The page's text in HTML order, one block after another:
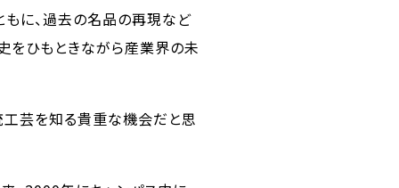
に、過去の名品の再現など
をひもときながら産業界の未
工芸を知る貴重な機会だと思